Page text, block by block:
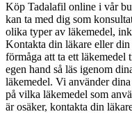
Köp Tadalafil online i vår
kan ta med dig som
olika typer av läkemedel,
Kontakta din läkare eller din
förmåga att ta ett läkemedel
egen hand så läs igenom
läkemedel. Vi använder
på vilka läkemedel som
är osäker, kontakta din